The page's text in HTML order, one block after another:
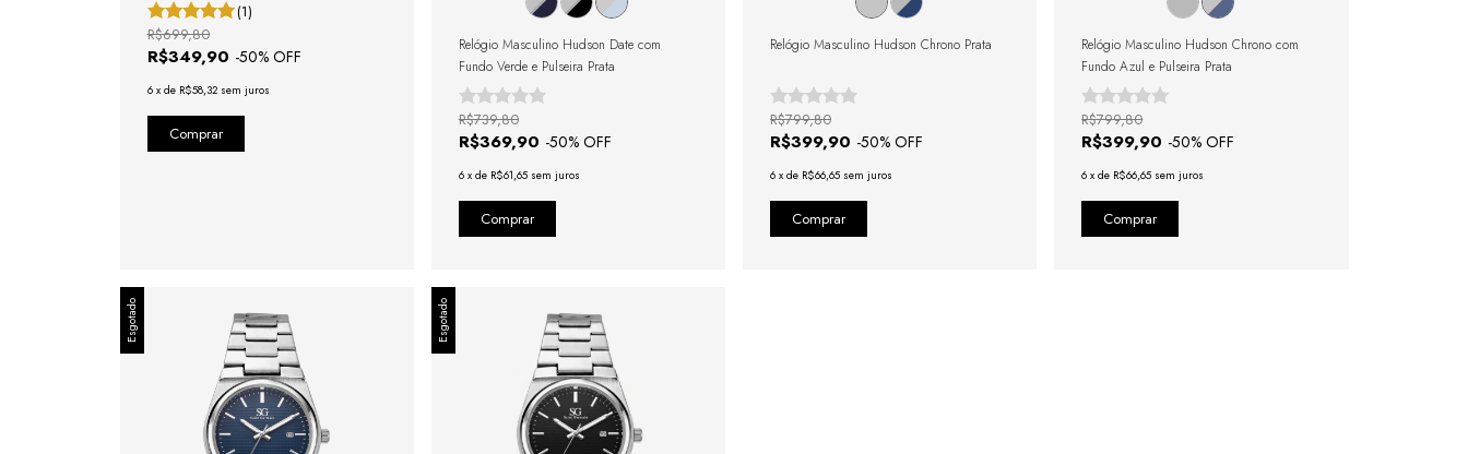
(1)
R$349,90 -50% OFF
R$699,80
6 x de R$58,32 sem juros
Relógio Masculino Hudson Date com
Fundo Verde e Pulseira Prata
R$369,90 -50% OFF
R$739,80
6 x de R$61,65 sem juros
Relógio Masculino Hudson Chrono Prata
R$399,90 -50% OFF
R$799,80
6 x de R$66,65 sem juros
Relógio Masculino Hudson Chrono com
Fundo Azul e Pulseira Prata
R$399,90 -50% OFF
R$799,80
6 xde R$66,65 sem juros
Esgotado Esgotado